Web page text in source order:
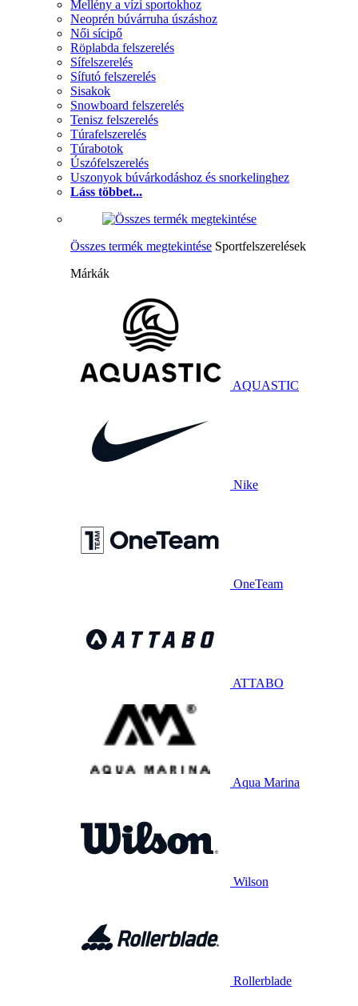
Mellény a vízi sportokhoz
Neoprén búvárruha úszáshoz
Női sícipő
Röplabda felszerelés
Sífelszerelés
Sífutó felszerelés
Sisakok
Snowboard felszerelés
Tenisz felszerelés
Túrafelszerelés
Túrabotok
Úszófelszerelés
Uszonyok búvárkodáshoz és snorkelinghez
Láss többet...
Összes termék megtekintése Sportfelszerelések
Márkák
AQUASTIC
Nike
OneTeam
ATTABO
Aqua Marina
Wilson
Rollerblade